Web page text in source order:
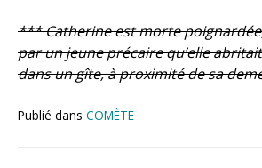
*** Catherine est morte
par un jeune précaire qu’elle
dans un gîte, à proximité de sa
Publié dans COMÈTE